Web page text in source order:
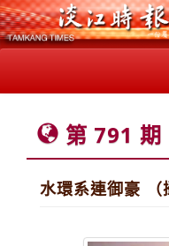
第 791 期
水環系連御豪 （